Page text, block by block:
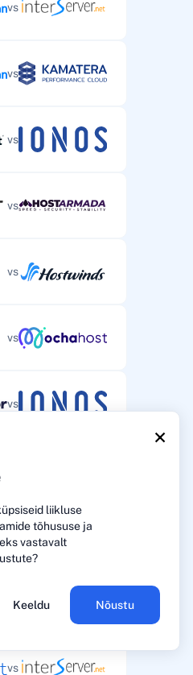
×
liikluse
tõhususe ja
vastavalt
Keeldu Nõustu
vs
vs
vs
vs
vs
vs
vs
vs
vs
vs